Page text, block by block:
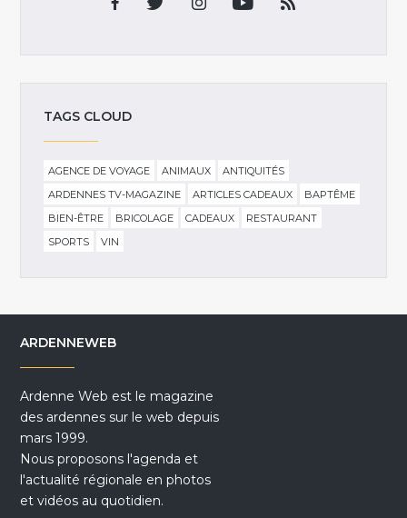
TAGS CLOUD
AGENCE DE VOYAGE ANIMAUX
ANTIQUITÉS
ARDENNES TV-MAGAZINE
ARTICLES CADEAUX
BAPTÊME
BIEN-ÊTRE
BRICOLAGE CADEAUX
RESTAURANT
SPORTS
VIN
ARDENNEWEB
Ardenne Web est le magazine
des ardennes sur le web depuis
mars 1999.
Nous proposons l'agenda et
l'actualité régionale en photos
et vidéos au quotidien.